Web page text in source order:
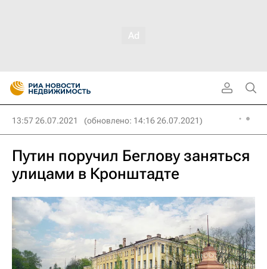
13:57 26.07.2021 (обновлено: 14:16 26.07.2021)
Путин поручил Беглову заняться
улицами в Кронштадте